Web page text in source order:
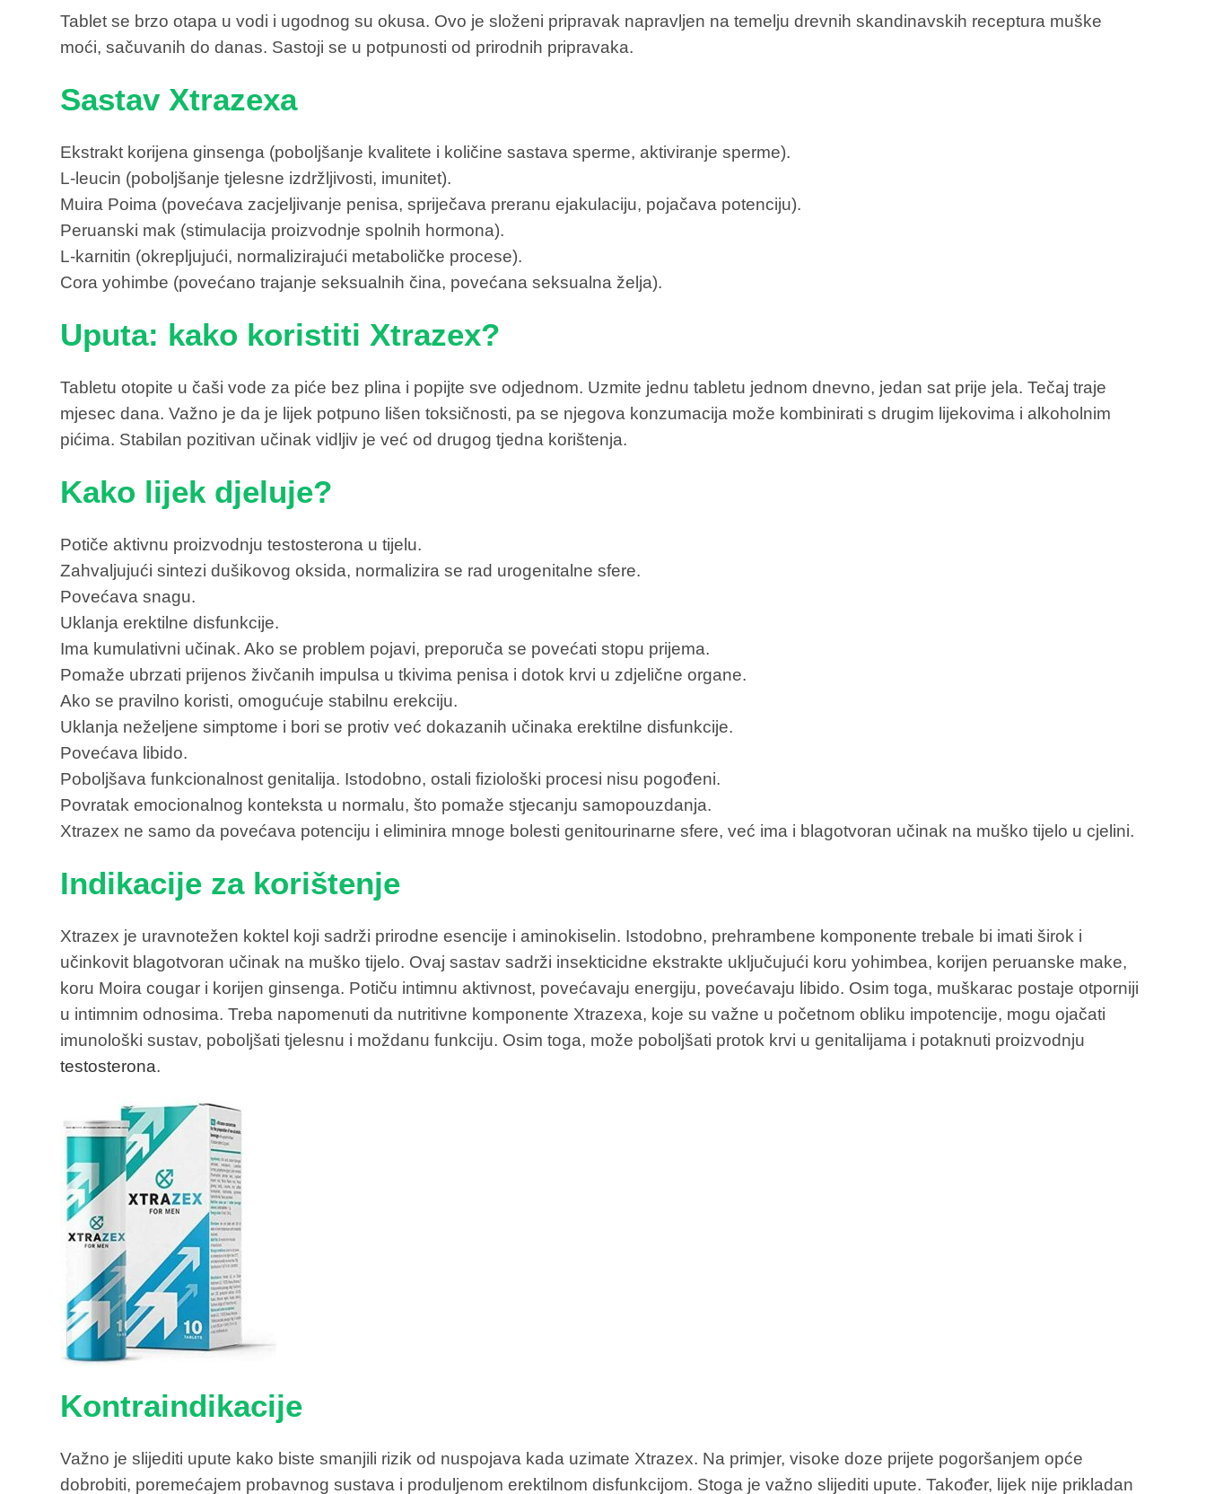
Tablet se brzo otapa u vodi i ugodnog su okusa. Ovo je složeni pripravak napravljen na temelju drevnih skandinavskih receptura muške
moći, sačuvanih do danas. Sastoji se u potpunosti od prirodnih pripravaka.
Sastav Xtrazexa
Ekstrakt korijena ginsenga (poboljšanje kvalitete i količine sastava sperme, aktiviranje sperme).
L-leucin (poboljšanje tjelesne izdržljivosti, imunitet).
Muira Poima (povećava zacjeljivanje penisa, spriječava preranu ejakulaciju, pojačava potenciju).
Peruanski mak (stimulacija proizvodnje spolnih hormona).
L-karnitin (okrepljujući, normalizirajući metaboličke procese).
Cora yohimbe (povećano trajanje seksualnih čina, povećana seksualna želja).
Uputa: kako koristiti Xtrazex?
Tabletu otopite u čaši vode za piće bez plina i popijte sve odjednom. Uzmite jednu tabletu jednom dnevno, jedan sat prije jela. Tečaj traje
mjesec dana. Važno je da je lijek potpuno lišen toksičnosti, pa se njegova konzumacija može kombinirati s drugim lijekovima i alkoholnim
pićima. Stabilan pozitivan učinak vidljiv je već od drugog tjedna korištenja.
Kako lijek djeluje?
Potiče aktivnu proizvodnju testosterona u tijelu.
Zahvaljujući sintezi dušikovog oksida, normalizira se rad urogenitalne sfere.
Povećava snagu.
Uklanja erektilne disfunkcije.
Ima kumulativni učinak. Ako se problem pojavi, preporuča se povećati stopu prijema.
Pomaže ubrzati prijenos živčanih impulsa u tkivima penisa i dotok krvi u zdjelične organe.
Ako se pravilno koristi, omogućuje stabilnu erekciju.
Uklanja neželjene simptome i bori se protiv već dokazanih učinaka erektilne disfunkcije.
Povećava libido.
Poboljšava funkcionalnost genitalija. Istodobno, ostali fiziološki procesi nisu pogođeni.
Povratak emocionalnog konteksta u normalu, što pomaže stjecanju samopouzdanja.
Xtrazex ne samo da povećava potenciju i eliminira mnoge bolesti genitourinarne sfere, već ima i blagotvoran učinak na muško tijelo u cjelini.
Indikacije za korištenje
Xtrazex je uravnotežen koktel koji sadrži prirodne esencije i aminokiselin. Istodobno, prehrambene komponente trebale bi imati širok i
učinkovit blagotvoran učinak na muško tijelo. Ovaj sastav sadrži insekticidne ekstrakte uključujući koru yohimbea, korijen peruanske make,
koru Moira cougar i korijen ginsenga. Potiču intimnu aktivnost, povećavaju energiju, povećavaju libido. Osim toga, muškarac postaje otporniji
u intimnim odnosima. Treba napomenuti da nutritivne komponente Xtrazexa, koje su važne u početnom obliku impotencije, mogu ojačati
imunološki sustav, poboljšati tjelesnu i moždanu funkciju. Osim toga, može poboljšati protok krvi u genitalijama i potaknuti proizvodnju
testosterona.
Kontraindikacije
Važno je slijediti upute kako biste smanjili rizik od nuspojava kada uzimate Xtrazex. Na primjer, visoke doze prijete pogoršanjem opće
dobrobiti, poremećajem probavnog sustava i produljenom erektilnom disfunkcijom. Stoga je važno slijediti upute. Također, lijek nije prikladan